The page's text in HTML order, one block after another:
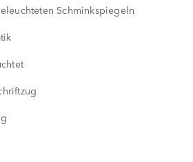
Schminkspiegeln